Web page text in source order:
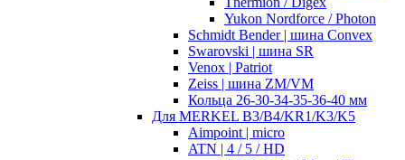
Yukon Nordforce / Photon
Schmidt Bender | шина Convex
Swarovski | шина SR
Venox | Patriot
Zeiss | шина ZM/VM
Кольца 26-30-34-35-36-40 мм
Для MERKEL B3/B4/KR1/K3/K5
Aimpoint | micro
ATN | 4 / 5 / HD